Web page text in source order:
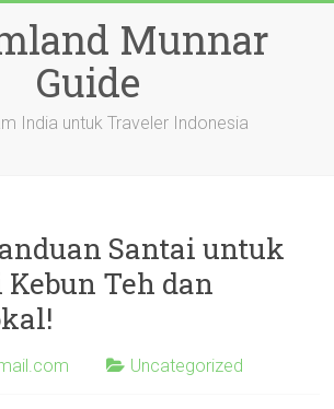
Munnar
Guide
India untuk Traveler Indonesia
Santai untuk
Teh dan
Uncategorized